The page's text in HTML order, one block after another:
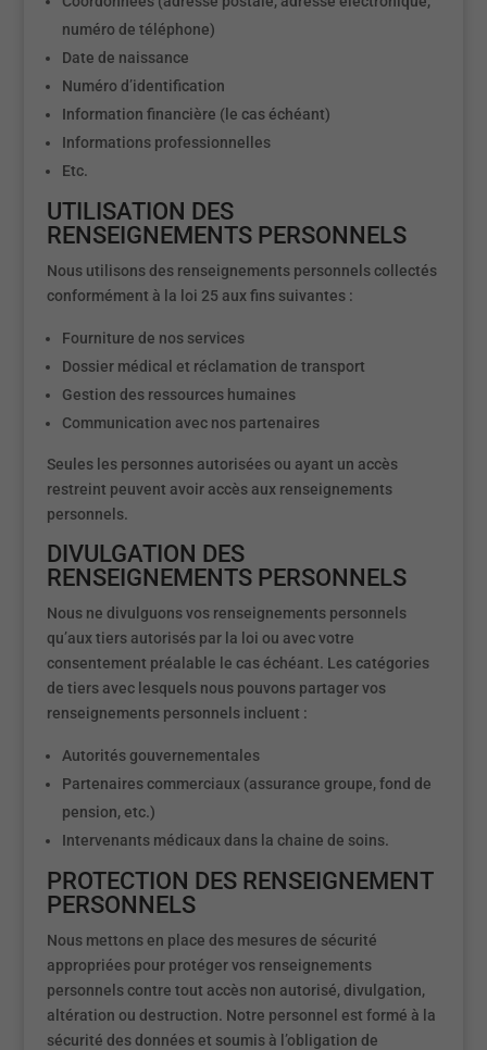
numéro de téléphone)
Date de naissance
Numéro d’identification
Information financière (le cas échéant)
Informations professionnelles
Etc.
UTILISATION DES
RENSEIGNEMENTS PERSONNELS
Nous utilisons des renseignements personnels collectés
conformément à la loi 25 aux fins suivantes :
Fourniture de nos services
Dossier médical et réclamation de transport
Gestion des ressources humaines
Communication avec nos partenaires
Seules les personnes autorisées ou ayant un accès
restreint peuvent avoir accès aux renseignements
personnels.
DIVULGATION DES
RENSEIGNEMENTS PERSONNELS
Nous ne divulguons vos renseignements personnels
qu’aux tiers autorisés par la loi ou avec votre
consentement préalable le cas échéant. Les catégories
de tiers avec lesquels nous pouvons partager vos
renseignements personnels incluent :
Autorités gouvernementales
Partenaires commerciaux (assurance groupe, fond de
pension, etc.)
Intervenants médicaux dans la chaine de soins.
PROTECTION DES RENSEIGNEMENT
PERSONNELS
Nous mettons en place des mesures de sécurité
appropriées pour protéger vos renseignements
personnels contre tout accès non autorisé, divulgation,
altération ou destruction. Notre personnel est formé à la
sécurité des données et soumis à l’obligation de